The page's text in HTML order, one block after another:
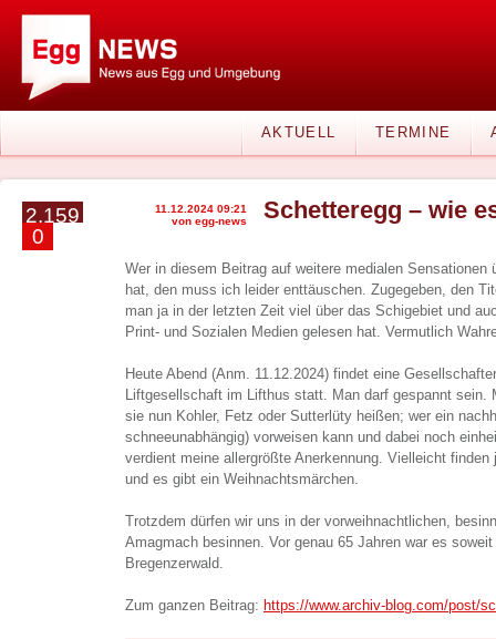
AKTUELL TERMINE
2.159
0
11.12.2024 09:21
von egg-news
Schetteregg – wie
Wer in diesem Beitrag auf weitere medialen Sensationen
hat, den muss ich leider enttäuschen. Zugegeben, den
man ja in der letzten Zeit viel über das Schigebiet und
Print- und Sozialen Medien gelesen hat. Vermutlich
Heute Abend (Anm. 11.12.2024) findet eine
Liftgesellschaft im Lifthus statt. Man darf gespannt sein.
sie nun Kohler, Fetz oder Sutterlüty heißen; wer ein
schneeunabhängig) vorweisen kann und dabei noch
verdient meine allergrößte Anerkennung. Vielleicht
und es gibt ein Weihnachtsmärchen.
Trotzdem dürfen wir uns in der vorweihnachtlichen,
Amagmach besinnen. Vor genau 65 Jahren war es
Bregenzerwald.
Zum ganzen Beitrag: https://www.archiv-blog.com/post/